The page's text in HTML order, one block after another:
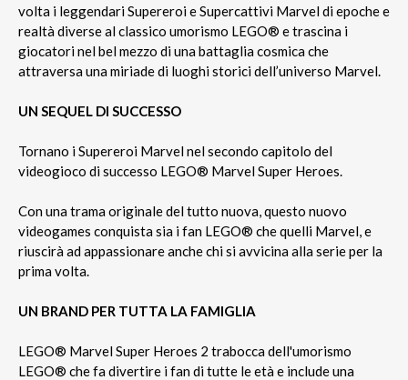
volta i leggendari Supereroi e Supercattivi Marvel di epoche e
realtà diverse al classico umorismo LEGO® e trascina i
giocatori nel bel mezzo di una battaglia cosmica che
attraversa una miriade di luoghi storici dell’universo Marvel.
UN SEQUEL DI SUCCESSO
Tornano i Supereroi Marvel nel secondo capitolo del
videogioco di successo LEGO® Marvel Super Heroes.
Con una trama originale del tutto nuova, questo nuovo
videogames conquista sia i fan LEGO® che quelli Marvel, e
riuscirà ad appassionare anche chi si avvicina alla serie per la
prima volta.
UN BRAND PER TUTTA LA FAMIGLIA
LEGO® Marvel Super Heroes 2 trabocca dell'umorismo
LEGO® che fa divertire i fan di tutte le età e include una